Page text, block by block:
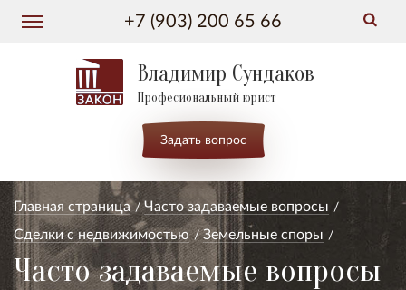
+7 (903) 200 65 66
Владимир Сундаков
Професиональный юрист
Задать вопрос
Главная страница
Часто задаваемые вопросы
Сделки с недвижимостью
Земельные споры
Часто задаваемые вопросы